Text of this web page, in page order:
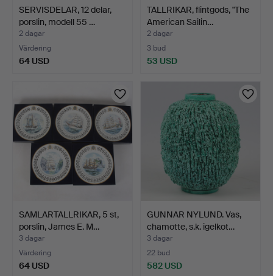
SERVISDELAR, 12 delar,
porslin, modell 55 …
2 dagar
Värdering
64 USD
TALLRIKAR, flintgods, "The
American Sailin…
2 dagar
3 bud
53 USD
SAMLARTALLRIKAR, 5 st,
porslin, James E. M…
3 dagar
Värdering
64 USD
GUNNAR NYLUND. Vas,
chamotte, s.k. igelkot…
3 dagar
22 bud
582 USD